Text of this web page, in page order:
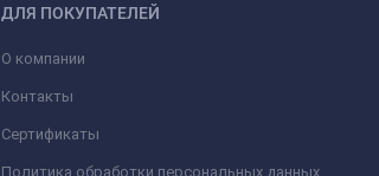
ДЛЯ ПОКУПАТЕЛЕЙ
О компании
Контакты
Сертификаты
Политика обработки персональных данных